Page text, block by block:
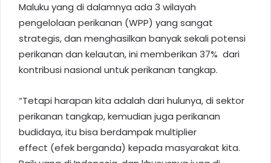
Maluku yang di dalamnya ada 3 wilayah
pengelolaan perikanan (WPP) yang sangat
strategis, dan menghasilkan banyak sekali potensi
perikanan dan kelautan, ini memberikan 37% dari
kontribusi nasional untuk perikanan tangkap.
“Tetapi harapan kita adalah dari hulunya, di sektor
perikanan tangkap, kemudian juga perikanan
budidaya, itu bisa berdampak multiplier
effect (efek berganda) kepada masyarakat kita.